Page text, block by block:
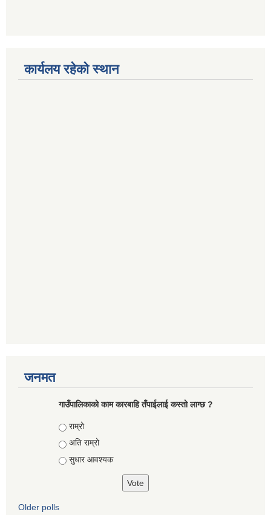
कार्यलय रहेको स्थान
जनमत
गाउँपालिकाको काम कारबाहि तँपाईलाई कस्तो लाग्छ ?
Choices
राम्रो
अति राम्रो
सुधार आवश्यक
Older polls